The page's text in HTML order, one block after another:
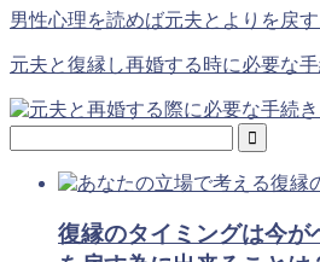
男性心理を読めば元夫とよりを戻
元夫と復縁し再婚する時に必要な
復縁のタイミングは今が